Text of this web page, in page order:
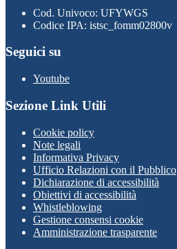
Cod. Univoco: UFYWGS
Codice IPA: istsc_fomm02800v
Seguici su
Youtube
Sezione Link Utili
Cookie policy
Note legali
Informativa Privacy
Ufficio Relazioni con il Pubblico
Dichiarazione di accessibilità
Obiettivi di accessibilità
Whistleblowing
Gestione consensi cookie
Amministrazione trasparente